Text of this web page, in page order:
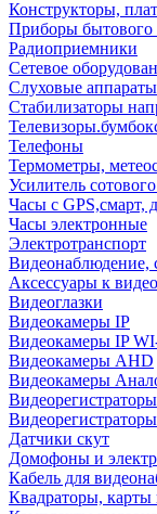
Конструкторы,
Приборы бытового
Радиоприемники
Сетевое
Слуховые аппараты
Стабилизаторы
Телефоны
Термометры,
Усилитель
Часы с GPS,смарт,
Часы электронные
Электротранспорт
Видеонаблюдение,
Аксессуары к
Видеоглазки
Видеокамеры IP
Видеокамеры IP
Видеокамеры AHD
Видеокамеры
Видеорегистраторы
Датчики скут
Домофоны и
Кабель для
Квадраторы, карты